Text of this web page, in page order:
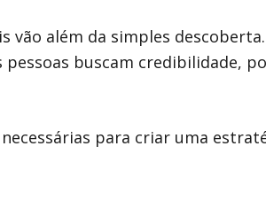
vão além da simples
buscam credibilidade,
para criar uma